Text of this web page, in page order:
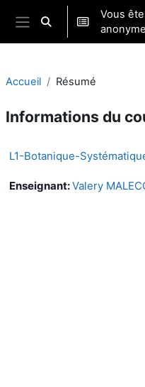
Passer au contenu principal
Panneau latéral
Activer/désactiver la
Vous
Accueil Résumé
Informations du
L1-Botanique-
Enseignant:Valery